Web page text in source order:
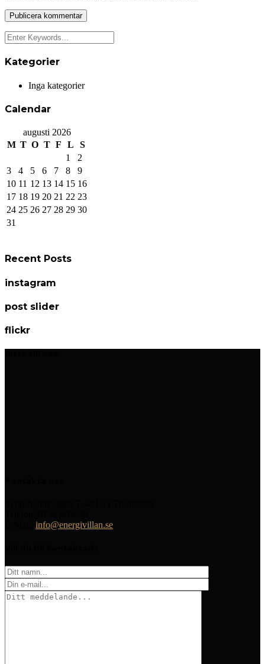
Kategorier
Inga kategorier
Calendar
augusti 2026
M T O T F L
S
1
2
3
4 5 6 7 8
9
10 11 12 13 14 15 16
17 18 19 20 21 22 23
24 25 26 27 28 29 30
31
Recent Posts
instagram
post slider
flickr
info@energivillan.se